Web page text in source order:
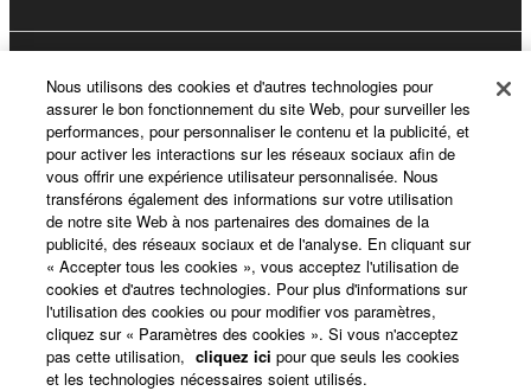
A propos de Yamaha
France - French
Grand Public
Nous contacterConditions d'utilisation
Respect de la vie privée
Politique relative aux cookies
Nous utilisons des cookies et d'autres technologies pour
assurer le bon fonctionnement du site Web, pour surveiller les
performances, pour personnaliser le contenu et la publicité, et
pour activer les interactions sur les réseaux sociaux afin de
vous offrir une expérience utilisateur personnalisée. Nous
transférons également des informations sur votre utilisation
de notre site Web à nos partenaires des domaines de la
publicité, des réseaux sociaux et de l'analyse. En cliquant sur
« Accepter tous les cookies », vous acceptez l'utilisation de
cookies et d'autres technologies. Pour plus d'informations sur
l'utilisation des cookies ou pour modifier vos paramètres,
cliquez sur « Paramètres des cookies ». Si vous n'acceptez
pas cette utilisation, cliquez ici pour que seuls les cookies
et les technologies nécessaires soient utilisés.